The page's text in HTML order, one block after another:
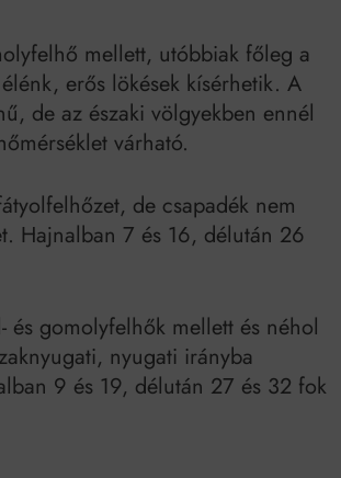
mellett, utóbbiak főleg a
erős lökések kísérhetik. A
de az északi völgyekben ennél
várható.
de csapadék nem
Hajnalban 7 és 16, délután 26
és gomolyfelhők mellett és néhol
nyugati irányba
9 és 19, délután 27 és 32 fok